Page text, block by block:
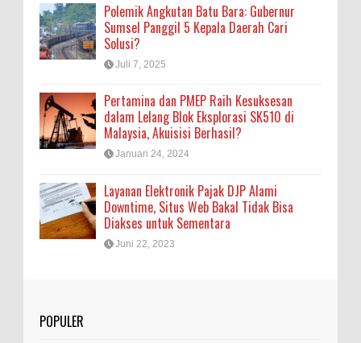
Polemik Angkutan Batu Bara: Gubernur
Sumsel Panggil 5 Kepala Daerah Cari
Solusi?
Juli 7, 2025
Pertamina dan PMEP Raih Kesuksesan
dalam Lelang Blok Eksplorasi SK510 di
Malaysia, Akuisisi Berhasil?
Januari 24, 2024
Layanan Elektronik Pajak DJP Alami
Downtime, Situs Web Bakal Tidak Bisa
Diakses untuk Sementara
Juni 22, 2023
POPULER